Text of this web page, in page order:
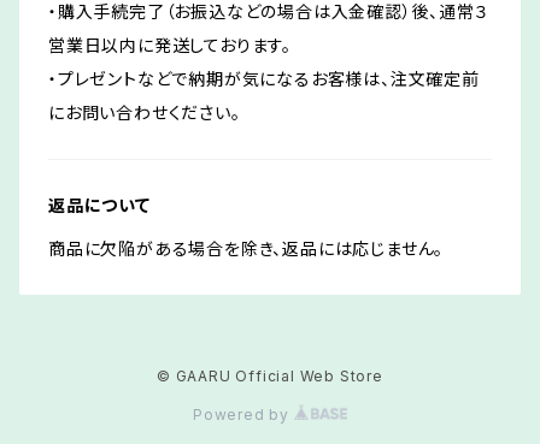
・購入手続完了（お振込などの場合は入金確認）後、通常３
営業日以内に発送しております。
・プレゼントなどで納期が気になるお客様は、注文確定前
にお問い合わせください。
返品について
商品に欠陥がある場合を除き、返品には応じません。
© GAARU Official Web Store
Powered by